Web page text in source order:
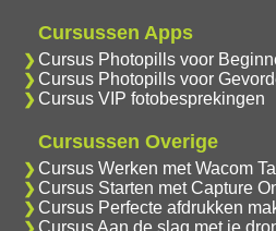
Cursussen Apps
Cursus Photopills voor
Cursus Photopills voor
Cursus VIP fotobesprekingen
Cursussen Overige
Cursus Werken met Wacom
Cursus Starten met Capture
Cursus Perfecte afdrukken
Cursus Aan de slag met je